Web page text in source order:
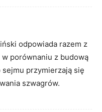
odpowiada razem z
w porównaniu z budową
przymierzają się
szwagrów.